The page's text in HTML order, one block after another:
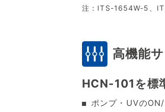
注：ITS-1654W-5、
高機能
HCN-101を標
ポンプ・UVの